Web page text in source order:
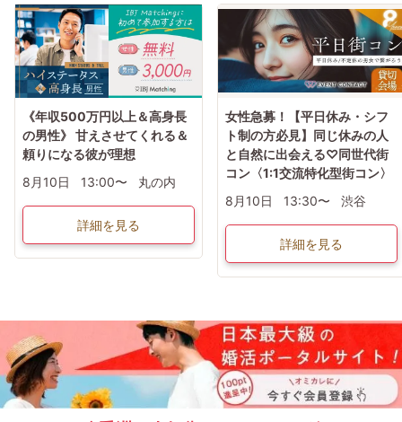
《年収500万円以上＆高身長
の男性》 甘えさせてくれる＆
頼りになる彼が理想
8月10日
13:00〜 丸の内
詳細を見る
女性急募！【平日休み・シフ
ト制の方必見】同じ休みの人
と自然に出会える♡同世代街
コン〈1:1交流特化型街コン〉
8月10日
13:30〜 渋谷
詳細を見る